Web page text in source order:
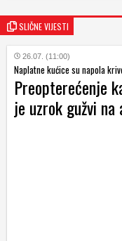
SLIČNE VIJESTI
26.07. (11:00)
Naplatne kućice su napola
Preopterećenje
je uzrok gužvi